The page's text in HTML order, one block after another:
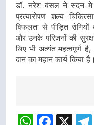
डॉ. नरेश बंसल ने सदन मे
प्रत्यारोपण शल्य
विफलता से पीड़ित
और उनके परिजनों की
लिए भी अत्यंत महत्वपूर्ण
दान का महान कार्य किया है।
navigation